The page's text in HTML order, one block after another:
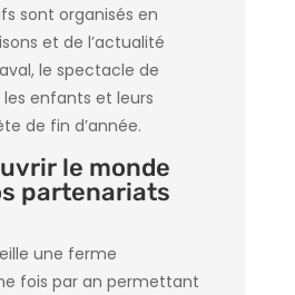
sont organisés en
et de l’actualité
le spectacle de
enfants et leurs
de fin d’année.
le monde
partenariats
une ferme
fois par an permettant